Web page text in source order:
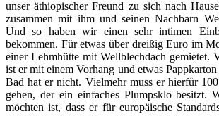
unser äthiopischer Freund zu sich nach
zusammen mit ihm und seinen Nachbarn
Und so haben wir einen sehr intimen
bekommen. Für etwas über dreißig Euro im
einer Lehmhütte mit Wellblechdach gemietet.
ist er mit einem Vorhang und etwas
Bad hat er nicht. Vielmehr muss er hierfür
gehen, der ein einfaches Plumpsklo besitzt.
möchten ist, dass er für europäische